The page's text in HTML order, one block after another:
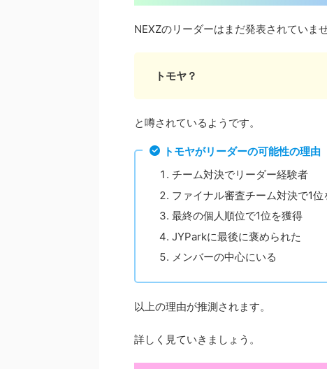
NEXZのリーダーはまだ発表されていま
トモヤ？
と噂されているようです。
トモヤがリーダーの可能性の理由
チーム対決でリーダー経験者
ファイナル審査チーム対決で1位
最終の個人順位で1位を獲得
JYParkに最後に褒められた
メンバーの中心にいる
以上の理由が推測されます。
詳しく見ていきましょう。